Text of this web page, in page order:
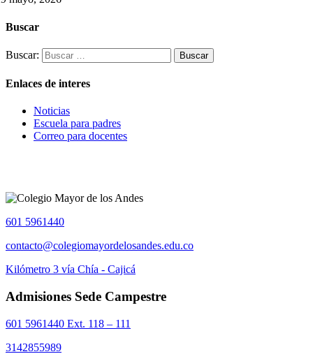
Buscar
Buscar:
Enlaces de interes
Noticias
Escuela para padres
Correo para docentes
601 5961440
contacto@colegiomayordelosandes.edu.co
Kilómetro 3 vía Chía - Cajicá
Admisiones Sede Campestre
601 5961440 Ext. 118 – 111
3142855989